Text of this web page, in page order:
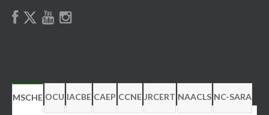
MSCHE OCU IACBE CAEP CCNE JRCERT NAACLS NC-SARA